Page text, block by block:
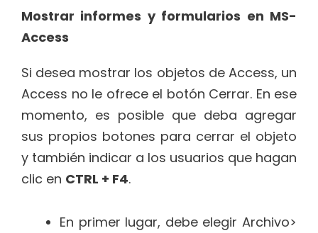
Mostrar informes y formularios en MS-
Access
Si desea mostrar los objetos de Access, un
Access no le ofrece el botón Cerrar. En ese
momento, es posible que deba agregar
sus propios botones para cerrar el objeto
y también indicar a los usuarios que hagan
clic en CTRL + F4.
En primer lugar, debe elegir Archivo>